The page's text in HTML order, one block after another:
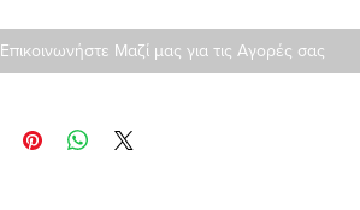
Επικοινωνήστε Μαζί μας για τις Αγορές σας